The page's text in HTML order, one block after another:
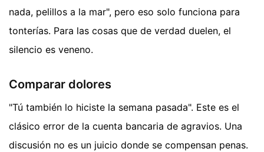
nada, pelillos a la mar", pero eso solo funciona para
tonterías. Para las cosas que de verdad duelen, el
silencio es veneno.
Comparar dolores
"Tú también lo hiciste la semana pasada". Este es el
clásico error de la cuenta bancaria de agravios. Una
discusión no es un juicio donde se compensan penas.